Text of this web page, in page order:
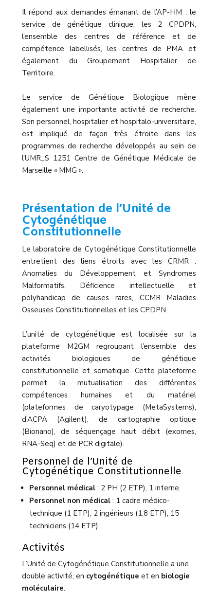
Il répond aux demandes émanant de l’AP-HM : le
service de génétique clinique, les 2 CPDPN,
l’ensemble des centres de référence et de
compétence labellisés, les centres de PMA et
également du Groupement Hospitalier de
Territoire.
Le service de Génétique Biologique mène
également une importante activité de recherche.
Son personnel, hospitalier et hospitalo-universitaire,
est impliqué de façon très étroite dans les
programmes de recherche développés au sein de
l’UMR_S 1251 Centre de Génétique Médicale de
Marseille « MMG ».
Présentation de l’Unité de
Cytogénétique
Constitutionnelle
Le laboratoire de Cytogénétique Constitutionnelle
entretient des liens étroits avec les CRMR :
Anomalies du Développement et Syndromes
Malformatifs, Déficience intellectuelle et
polyhandicap de causes rares, CCMR Maladies
Osseuses Constitutionnelles et les CPDPN.
L’unité de cytogénétique est localisée sur la
plateforme M2GM regroupant l’ensemble des
activités biologiques de génétique
constitutionnelle et somatique. Cette plateforme
permet la mutualisation des différentes
compétences humaines et du matériel
(plateformes de caryotypage (MetaSystems),
d’ACPA (Agilent), de cartographie optique
(Bionano), de séquençage haut débit (exomes,
RNA-Seq) et de PCR digitale).
Personnel de l’Unité de
Cytogénétique Constitutionnelle
Personnel médical: 2 PH (2 ETP), 1 interne.
Personnel non médical: 1 cadre médico-
technique (1 ETP), 2 ingénieurs (1,8 ETP), 15
techniciens (14 ETP).
Activités
L’Unité de Cytogénétique Constitutionnelle a une
double activité, en cytogénétique et en biologie
moléculaire.